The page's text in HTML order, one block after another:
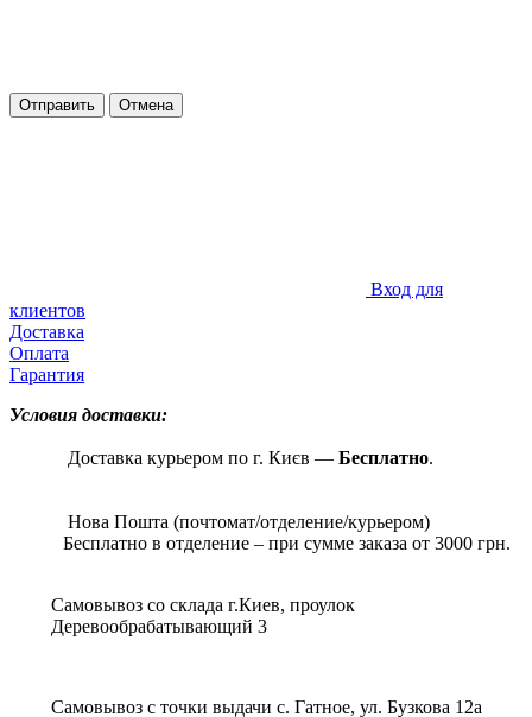
Отправить Отмена
Вход для
клиентов
Доставка
Оплата
Гарантия
Условия доставки:
Доставка курьером по г. Києв — Бесплатно.
Нова Пошта (почтомат/отделение/курьером)
Бесплатно в отделение – при сумме заказа от 3000 грн.
Самовывоз со склада г.Киев, проулок
Деревообрабатывающий 3
Самовывоз с точки выдачи с. Гатное, ул. Бузкова 12а